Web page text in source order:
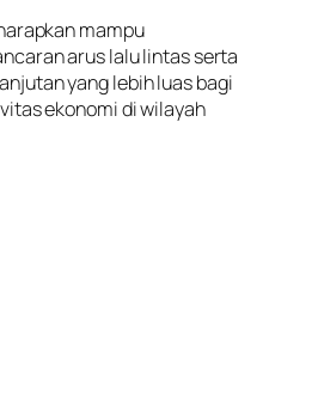
mampu
arus lalu lintas serta
yang lebih luas bagi
ekonomi di wilayah